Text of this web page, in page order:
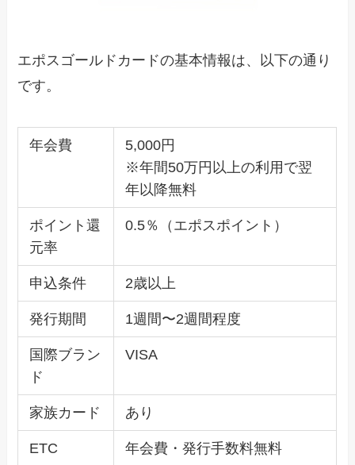
エポスゴールドカードの基本情報は、以下の通り
です。
年会費
5,000円
※年間50万円以上の利用で翌
年以降無料
ポイント還
元率
0.5％（エポスポイント）
申込条件 2歳以上
発行期間 1週間〜2週間程度
国際ブラン
ド
VISA
家族カード あり
ETC 年会費・発行手数料無料